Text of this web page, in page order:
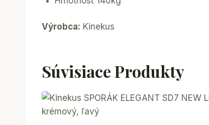
Výrobca: Kinekus
Súvisiace Produkty